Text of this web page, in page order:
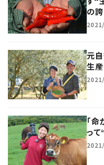
の誇
2021/
元
生
2021/
「
っ
2021/